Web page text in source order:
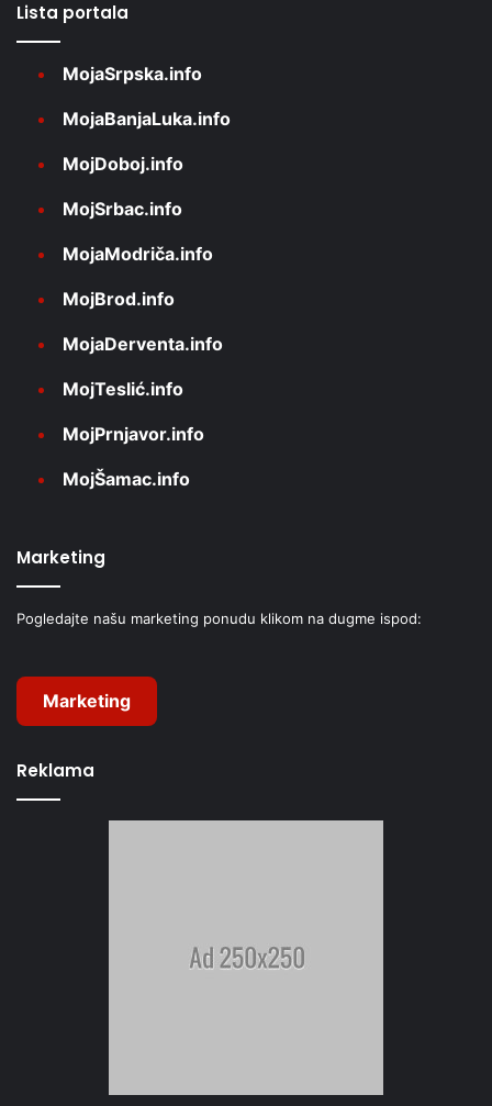
Lista portala
MojaSrpska.info
MojaBanjaLuka.info
MojDoboj.info
MojSrbac.info
MojaModriča.info
MojBrod.info
MojaDerventa.info
MojTeslić.info
MojPrnjavor.info
MojŠamac.info
Marketing
Pogledajte našu marketing ponudu klikom na dugme ispod:
Marketing
Reklama